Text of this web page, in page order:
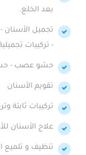
بعد الخلع.
تجميل الأسنان
- تركيبات
حشو عصب -
تقويم الأسنان
تركيبات ثابتة
علاج الأسنان
تنظيف و تلميع